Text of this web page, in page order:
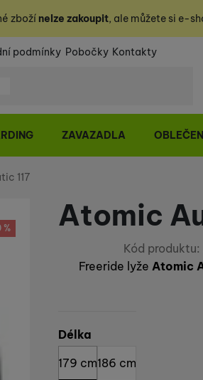
zboží nelze zakoupit, ale můžete si e-
podmínky Pobočky Kontakty
ZAVAZADLA
117
Atomic
Kód produktu:
Freeride lyže Atomic
Vyberte variantu
Délka
179 cm186 cm
%